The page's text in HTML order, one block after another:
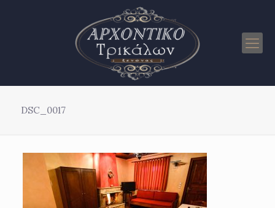
DSC_0017